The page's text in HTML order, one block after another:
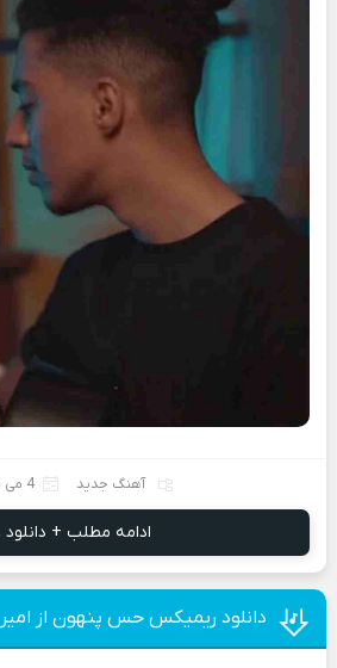
آهنگ جدید 4 می 2025
ادامه مطلب + دانلود
دانلود ریمیکس حس پنهون از